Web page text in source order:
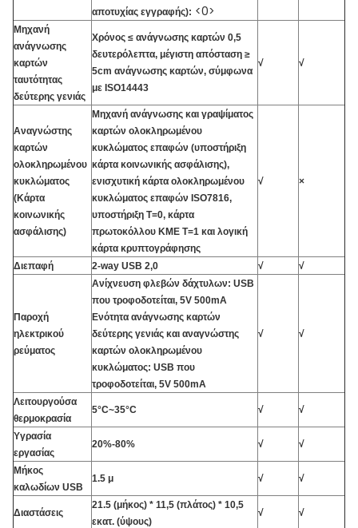
αποτυχίας εγγραφής): <0>
Μηχανή
ανάγνωσης
καρτών
ταυτότητας
δεύτερης γενιάς
Χρόνος ≤ ανάγνωσης καρτών 0,5
δευτερόλεπτα, μέγιστη απόσταση ≥
5cm ανάγνωσης καρτών, σύμφωνα
με ISO14443
√ √
Αναγνώστης
καρτών
ολοκληρωμένου
κυκλώματος
(Κάρτα
κοινωνικής
ασφάλισης)
Μηχανή ανάγνωσης και γραψίματος
καρτών ολοκληρωμένου
κυκλώματος επαφών (υποστήριξη
κάρτα κοινωνικής ασφάλισης),
ενισχυτική κάρτα ολοκληρωμένου
κυκλώματος επαφών ISO7816,
υποστήριξη T=0, κάρτα
πρωτοκόλλου ΚΜΕ T=1 και λογική
κάρτα κρυπτογράφησης
√ ×
Διεπαφή 2-way USB 2,0 √ √
Παροχή
ηλεκτρικού
ρεύματος
Ανίχνευση φλεβών δάχτυλων: USB
που τροφοδοτείται, 5V 500mA
Ενότητα ανάγνωσης καρτών
δεύτερης γενιάς και αναγνώστης
καρτών ολοκληρωμένου
κυκλώματος: USB που
τροφοδοτείται, 5V 500mA
√ √
Λειτουργούσα
θερμοκρασία
5°C~35°C √ √
Υγρασία
εργασίας
20%-80% √ √
Μήκος
καλωδίων USB
1.5 μ √ √
Διαστάσεις
21.5 (μήκος) * 11,5 (πλάτος) * 10,5
εκατ. (ύψους)
√ √